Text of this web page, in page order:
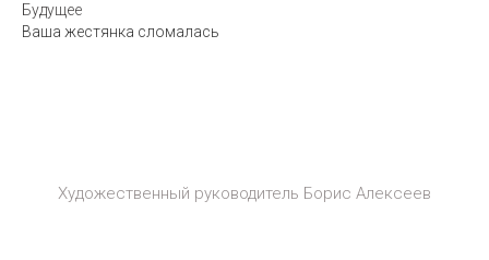
Будущее
Ваша жестянка сломалась
Художественный руководитель Борис Алексеев